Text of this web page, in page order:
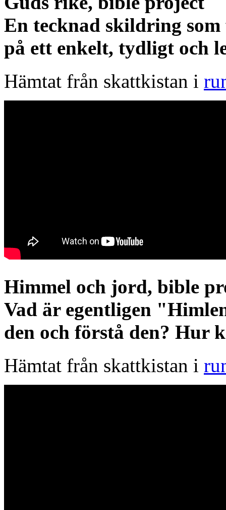
En tecknad skildring
på ett enkelt, tydligt och
Hämtat från skattkistan i
Himmel och jord, bible
Vad är egentligen
den och förstå den? Hur
Hämtat från skattkistan i